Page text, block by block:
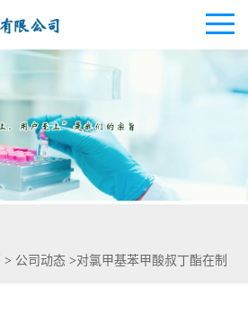
> 公司动态 >对氯甲基苯甲酸叔丁酯在制